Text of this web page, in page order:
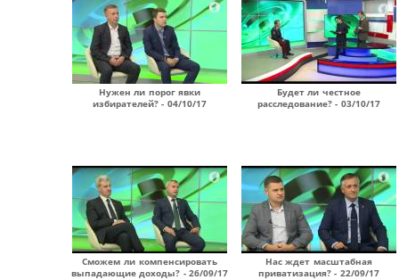
Нужен ли порог явки
избирателей? - 04/10/17
Будет ли честное
расследование? - 03/10/17
Сможем ли компенсировать
выпадающие доходы? - 26/09/17
Нас ждет масштабная
приватизация? - 22/09/17